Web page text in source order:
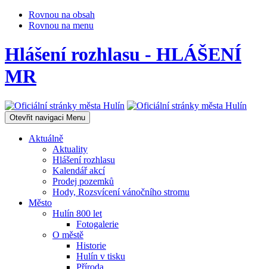
Rovnou na obsah
Rovnou na menu
Hlášení rozhlasu - HLÁŠENÍ
MR
Otevřit navigaci Menu
Aktuálně
Aktuality
Hlášení rozhlasu
Kalendář akcí
Prodej pozemků
Hody, Rozsvícení vánočního stromu
Město
Hulín 800 let
Fotogalerie
O městě
Historie
Hulín v tisku
Příroda